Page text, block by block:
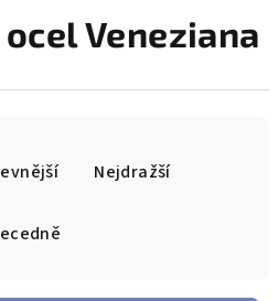
košík
Veneziana
Nejdražší